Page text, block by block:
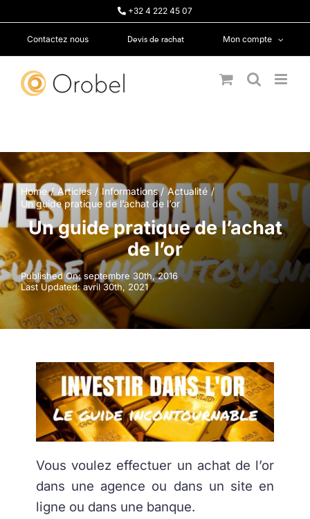
+32 4 222 45 07
Contactez nous Devis de rachat Mon compte
Home Articles Informations
Actualité
Un guide pratique de l’achat de l’or
Un guide pratique de l’achat
de l’or
Published On: septembre 30th, 2016
Last Updated: avril 30th, 2021
Vous voulez effectuer un achat de l’or
dans une agence ou dans un site en
ligne ou dans une banque.